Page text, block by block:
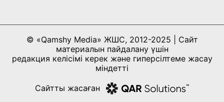
18:22, 17 Шілде 2026
АЛТЫН ОРДА ТАРИХЫН ОҚЫТУДЫҢ
ИННОВАЦИЯЛЫҚ ТӘСІЛДЕРІ ЕНГІЗІЛЕДІ
© «Qamshy Media» ЖШС, 2012-2025 | Сайт
материалын пайдалану үшін
редакция келісімі керек және гиперсілтеме жасау
міндетті
Сайтты жасаған